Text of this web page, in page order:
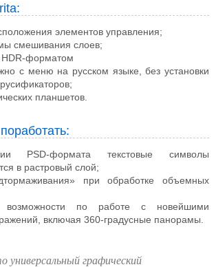
элементов управления;
смешивания слоев;
HDR-форматом
с меню на русском языке, без установки
планшетов.
PSD-формата текстовые символы
в растровый слой;
при обработке объемных
возможности по работе с новейшими
включая 360-градусные панорамы.
универсальный графический